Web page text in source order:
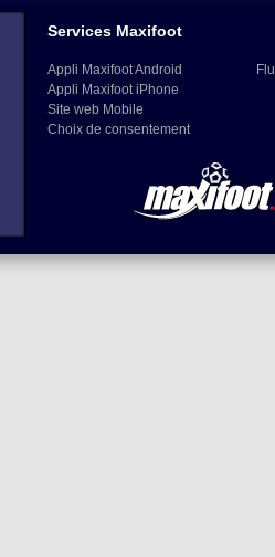
Services Maxifoot
Appli Maxifoot Android
Appli Maxifoot iPhone
Site web Mobile
Choix de consentement